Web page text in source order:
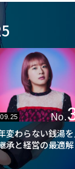
No.
変わらない銭湯を
承と経営の最適解